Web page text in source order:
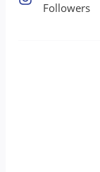
Followers​